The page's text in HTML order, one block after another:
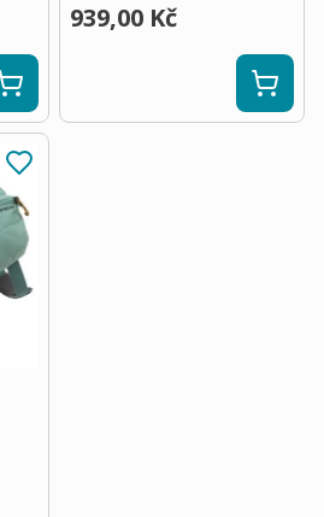
939,00 Kč